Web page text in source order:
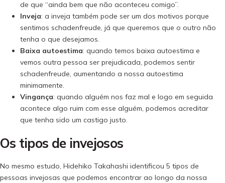
de que “ainda bem que não aconteceu comigo”.
Inveja: a inveja também pode ser um dos motivos porque
sentimos schadenfreude, já que queremos que o outro não
tenha o que desejamos.
Baixa autoestima: quando temos baixa autoestima e
vemos outra pessoa ser prejudicada, podemos sentir
schadenfreude, aumentando a nossa autoestima
minimamente.
Vingança: quando alguém nos faz mal e logo em seguida
acontece algo ruim com esse alguém, podemos acreditar
que tenha sido um castigo justo.
Os tipos de invejosos
No mesmo estudo, Hidehiko Takahashi identificou 5 tipos de
pessoas invejosas que podemos encontrar ao longo da nossa